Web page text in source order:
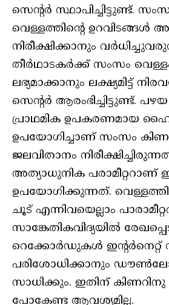
സെന്റര്‍ സ്ഥാപിച്ചിട്ടുണ്ട്.
വെള്ളത്തിന്റെ ഉറവിടങ്ങള്‍
നിരീക്ഷിക്കാനും
തീര്‍ഥാടകര്‍ക്ക് സംസം
ലഭ്യമാക്കാനും ലക്ഷ്യമിട്ട്
സെന്റര്‍ ആരംഭിച്ചിട്ടുണ്ട്.
പ്രാഥമിക ഉപകരണമായ
ഉപയോഗിച്ചാണ് സംസം
ജലവിതാനം
അത്യാധുനിക പരാമീറ്ററാണ്
ഉപയോഗിക്കുന്നത്.
ചൂട് എന്നിവയെല്ലാം
സാങ്കേതികവിദ്യയില്‍
റെക്കോര്‍ഡുകള്‍ ഇന്റര്‍നെറ്റ്
പരിശോധിക്കാനും
സാധിക്കും. ഇതിന് കിണറിനു
പോകേണ്ട ആവശ്യമില്ല.